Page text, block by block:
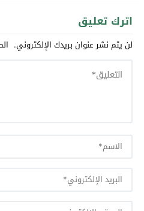
اترك تعليق
لن يتم نشر عنوان بريدك الإلكتروني.